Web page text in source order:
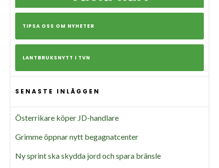
TIPSA OSS OM NYHETER
LANTBRUKSNYTT I TVN
SENASTE INLÄGGEN
Österrikare köper JD-handlare
Grimme öppnar nytt begagnatcenter
Ny sprint ska skydda jord och spara bränsle